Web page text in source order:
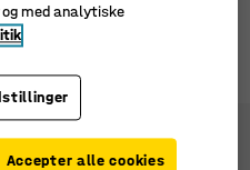
med analytiske
Accepter alle cookies